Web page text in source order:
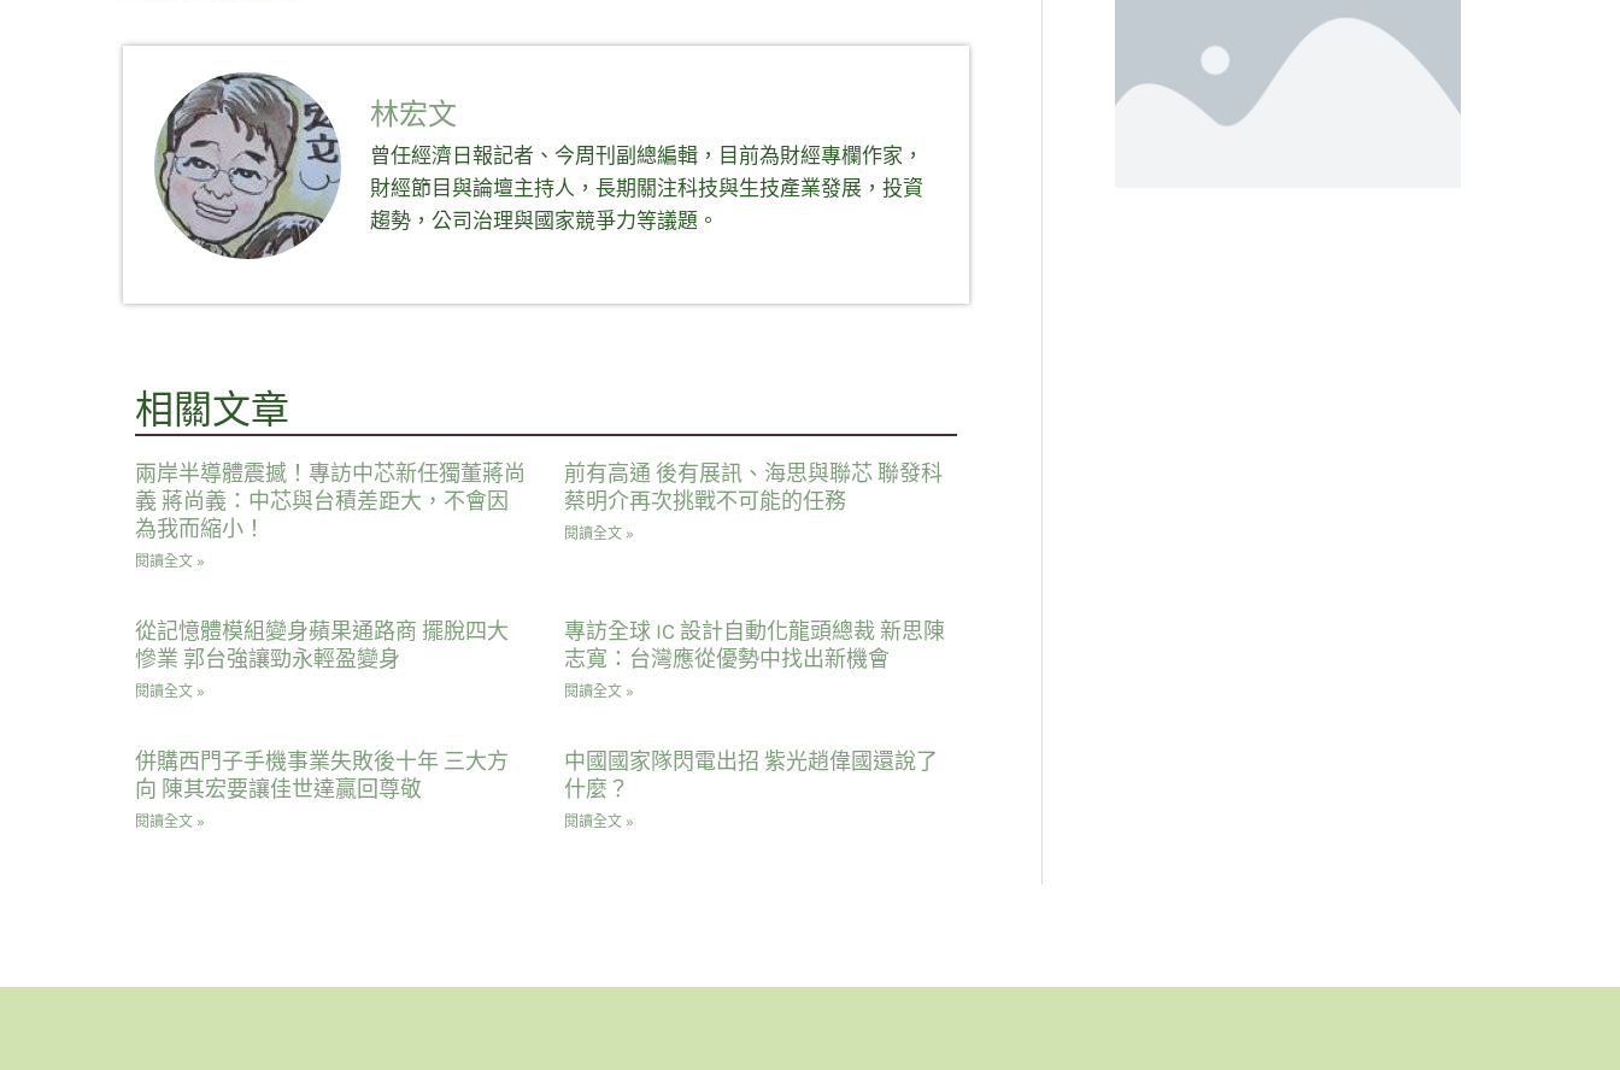
視 享
Facebook(在
新
視
窗
中
開
啟)
享
Telegram(在
新
視
窗
中
開
啟)
視
開
啟) 林宏文
曾任經濟日報記者、今周刊副總編輯，目前為財經專欄作家，
財經節目與論壇主持人，長期關注科技與生技產業發展，投資
趨勢，公司治理與國家競爭力等議題。
相關文章
兩岸半導體震撼！專訪中芯新任獨董蔣尚
義 蔣尚義：中芯與台積差距大，不會因
為我而縮小！
閱讀全文 »
前有高通 後有展訊、海思與聯芯 聯發科
蔡明介再次挑戰不可能的任務
閱讀全文 »
從記憶體模組變身蘋果通路商 擺脫四大
慘業 郭台強讓勁永輕盈變身
閱讀全文 »
專訪全球 IC 設計自動化龍頭總裁 新思陳
志寬：台灣應從優勢中找出新機會
閱讀全文 »
併購西門子手機事業失敗後十年 三大方
向 陳其宏要讓佳世達贏回尊敬
閱讀全文 »
中國國家隊閃電出招 紫光趙偉國還說了
什麼？
閱讀全文 »